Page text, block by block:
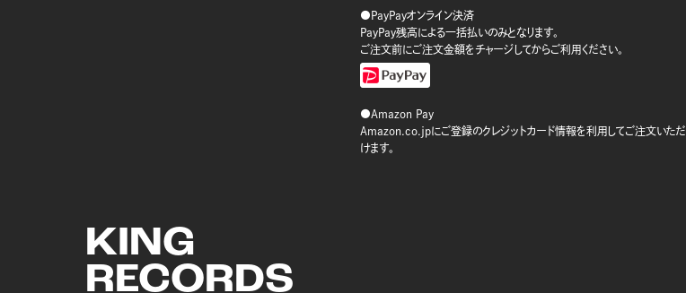
KING
RECORDS
●PayPayオンライン決済
PayPay残高による一括払いのみとなります。
ご注文前にご注文金額をチャージしてからご利用ください。
●Amazon Pay
Amazon.co.jpにご登録のクレジットカード情報を利用してご注文いただ
けます。